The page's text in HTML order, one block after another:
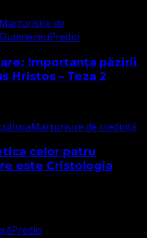
Marturisire de
Predici
Importanța păzirii
Hristos – Teza 2
Marturisire de credință
celor patru
este Cristologia
Predici